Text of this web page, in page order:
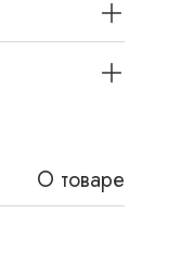
О товаре